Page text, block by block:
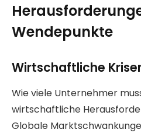
Wendepunkte
Wirtschaftliche
Wie viele Unternehmer
wirtschaftliche
Globale